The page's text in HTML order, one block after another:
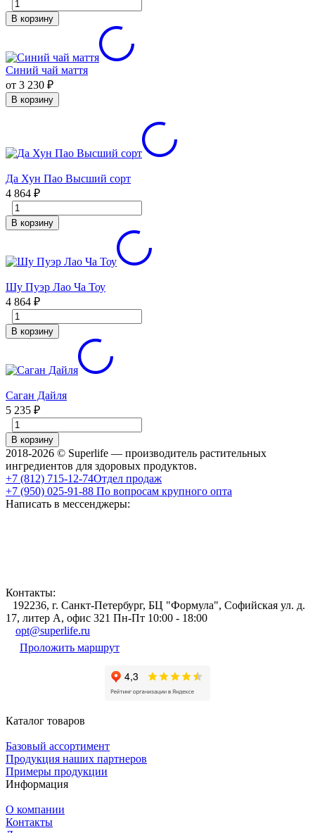
В корзину
Синий чай маття
от 3 230 ₽
В корзину
Да Хун Пао Высший сорт
4 864 ₽
В корзину
Шу Пуэр Лао Ча Тоу
4 864 ₽
В корзину
Саган Дайля
5 235 ₽
В корзину
2018-2026 © Superlife — производитель растительных
ингредиентов для здоровых продуктов.
+7 (812) 715-12-74Отдел продаж
+7 (950) 025-91-88 По вопросам крупного опта
Написать в мессенджеры:
Контакты:
192236, г. Санкт-Петербург, БЦ "Формула", Софийская ул. д.
17, литер А, офис 321 Пн-Пт 10:00 - 18:00
opt@superlife.ru
Проложить маршрут
Каталог товаров
Базовый ассортимент
Продукция наших партнеров
Примеры продукции
Информация
О компании
Контакты